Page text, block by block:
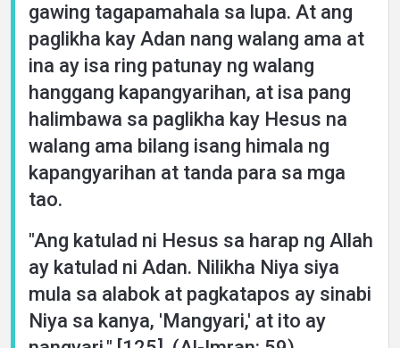
gawing tagapamahala sa lupa. At ang
paglikha kay Adan nang walang ama at
ina ay isa ring patunay ng walang
hanggang kapangyarihan, at isa pang
halimbawa sa paglikha kay Hesus na
walang ama bilang isang himala ng
kapangyarihan at tanda para sa mga
tao.
"Ang katulad ni Hesus sa harap ng Allah
ay katulad ni Adan. Nilikha Niya siya
mula sa alabok at pagkatapos ay sinabi
Niya sa kanya, 'Mangyari,' at ito ay